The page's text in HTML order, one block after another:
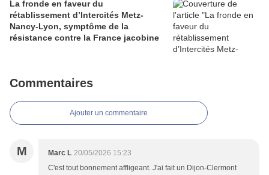
La fronde en faveur du
rétablissement d’Intercités Metz-
Nancy-Lyon, symptôme de la
résistance contre la France jacobine
Commentaires
Ajouter un commentaire
M Marc L 20/05/2026 15:23
C'est tout bonnement affligeant. J'ai fait un Dijon-Clermont